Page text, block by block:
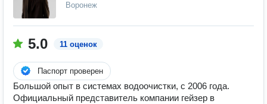
Воронеж
5.0 11 оценок
Паспорт проверен
Большой опыт в системах водоочистки, с 2006 года.
Официальный представитель компании гейзер в